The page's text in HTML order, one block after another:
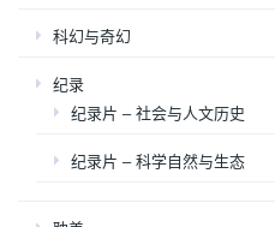
科幻与奇幻
纪录
纪录片 – 社会与人文历史
纪录片 – 科学自然与生态